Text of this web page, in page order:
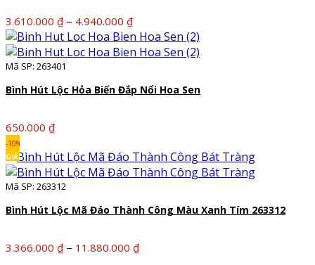
3.610.000 ₫ – 4.940.000 ₫Khoảng
giá:
từ
đến
4.940.000 ₫
Mã SP: 263401
Bình Hút Lộc Hỏa Biến Đắp Nổi Hoa Sen
650.000 ₫
-10%
GIẢM
Mã SP: 263312
Bình Hút Lộc Mã Đáo Thành Công Màu Xanh Tím 263312
3.366.000 ₫ – 11.880.000 ₫Khoảng